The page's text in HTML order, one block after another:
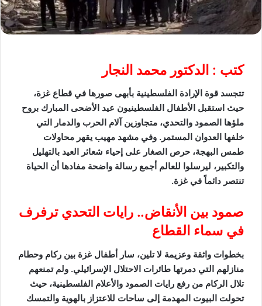
كتب : الدكتور محمد النجار
تتجسد قوة الإرادة الفلسطينية بأبهى صورها في قطاع غزة،
حيث استقبل الأطفال الفلسطينيون عيد الأضحى المبارك بروح
ملؤها الصمود والتحدي، متجاوزين آلام الحرب والدمار التي
خلفها العدوان المستمر. وفي مشهد مهيب يقهر محاولات
طمس البهجة، حرص الصغار على إحياء شعائر العيد بالتهليل
والتكبير، ليرسلوا للعالم أجمع رسالة واضحة مفادها أن الحياة
تنتصر دائماً في غزة.
صمود بين الأنقاض.. رايات التحدي ترفرف
في سماء القطاع
بخطوات واثقة وعزيمة لا تلين، سار أطفال غزة بين ركام وحطام
منازلهم التي دمرتها طائرات الاحتلال الإسرائيلي. ولم تمنعهم
تلال الركام من رفع رايات الصمود والأعلام الفلسطينية، حيث
تحولت البيوت المهدمة إلى ساحات للاعتزاز بالهوية والتمسك